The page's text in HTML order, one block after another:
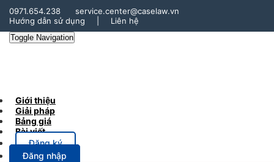
0971.654.238
service.center@caselaw.vn
Hướng dẫn sử dụng
Liên hệ
Toggle Navigation
Giới thiệu
Giải pháp
Bảng giá
Bài viết
Đăng ký
Đăng nhập